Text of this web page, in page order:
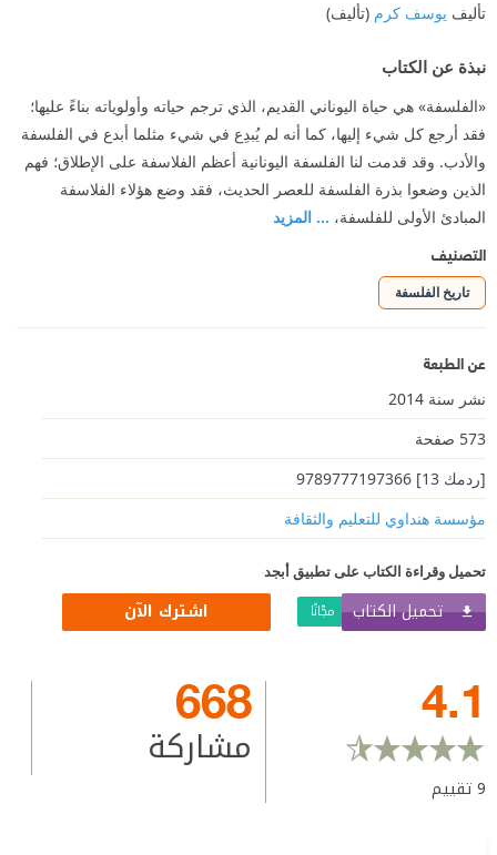
تأليف يوسف كرم (تأليف)
نبذة عن الكتاب
«الفلسفة» هي حياة اليوناني القديم، الذي ترجم حياته وأولوياته بناءً عليها؛
فقد أرجع كل شيء إليها، كما أنه لم يُبدِع في شيء مثلما أبدع في الفلسفة
والأدب. وقد قدمت لنا الفلسفة اليونانية أعظم الفلاسفة على الإطلاق؛ فهم
الذين وضعوا بذرة الفلسفة للعصر الحديث، فقد وضع هؤلاء الفلاسفة
المبادئ الأولى للفلسفة، ... المزيد
التصنيف
تاريخ الفلسفة
عن الطبعة
نشر سنة 2014
573 صفحة
[ردمك 13] 9789777197366
مؤسسة هنداوي للتعليم والثقافة
تحميل وقراءة الكتاب على تطبيق أبجد
تحميل الكتاب مجّانًا اشترك الآن
4.1
9تقييم
668
مشاركة